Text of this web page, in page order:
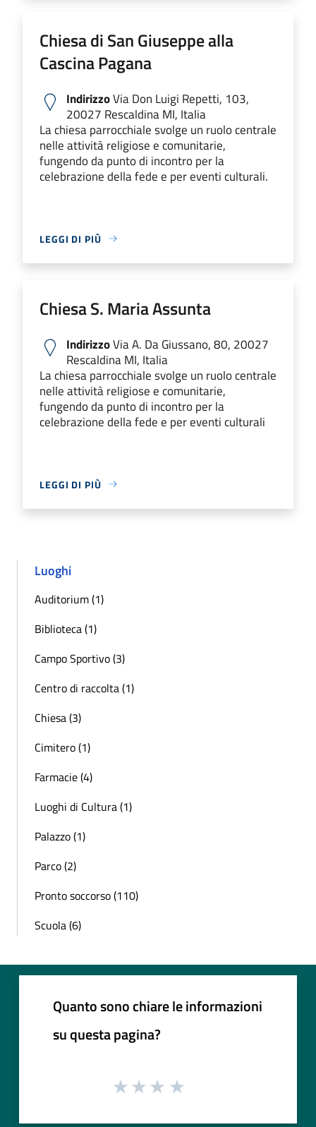
Chiesa di San Giuseppe alla
Cascina Pagana
IndirizzoVia Don Luigi Repetti, 103,
20027 Rescaldina MI, Italia
La chiesa parrocchiale svolge un ruolo centrale
nelle attività religiose e comunitarie,
fungendo da punto di incontro per la
celebrazione della fede e per eventi culturali.
LEGGI DI PIÙ
Chiesa S. Maria Assunta
IndirizzoVia A. Da Giussano, 80, 20027
Rescaldina MI, Italia
La chiesa parrocchiale svolge un ruolo centrale
nelle attività religiose e comunitarie,
fungendo da punto di incontro per la
celebrazione della fede e per eventi culturali
LEGGI DI PIÙ
Luoghi
Auditorium (1)
Biblioteca (1)
Campo Sportivo (3)
Centro di raccolta (1)
Chiesa (3)
Cimitero (1)
Farmacie (4)
Luoghi di Cultura (1)
Palazzo (1)
Parco (2)
Pronto soccorso (110)
Scuola (6)
Quanto sono chiare le informazioni
su questa pagina?